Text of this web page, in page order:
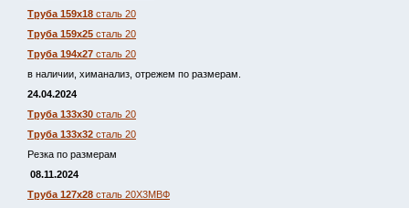
Труба 159х18 сталь 20
Труба 159х25 сталь 20
Труба 194х27 сталь 20
в наличии, химанализ, отрежем по размерам.
24.04.2024
Труба 133х30 сталь 20
Труба 133х32 сталь 20
Резка по размерам
08.11.2024
Труба 127х28 сталь 20Х3МВФ